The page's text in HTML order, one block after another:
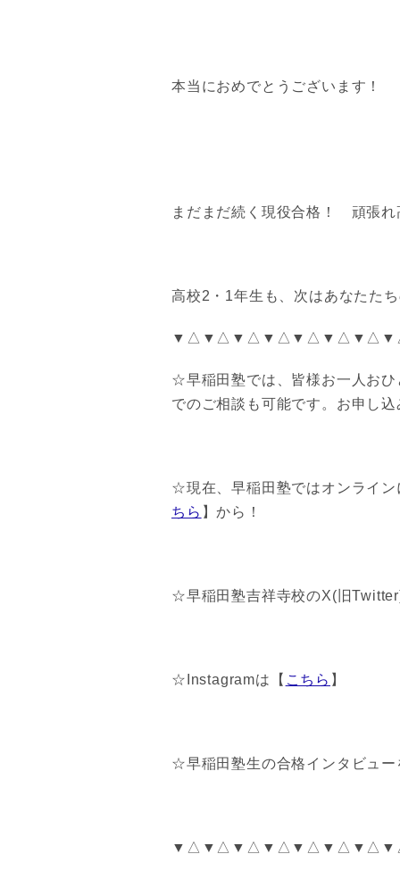
本当におめでとうございます！
まだまだ続く現役合格！ 頑張れ
高校2・1年生も、次はあなたた
☆早稲田塾では、皆様お一人お
でのご相談も可能です。お申し込
☆現在、早稲田塾ではオンライ
ちら 】から！
☆早稲田塾吉祥寺校のX(旧
☆Instagramは【 こちら 】
☆早稲田塾生の合格インタビュ